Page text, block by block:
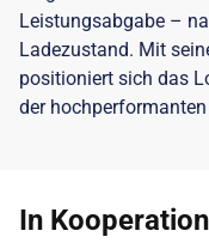
Leistungsabgabe –
Ladezustand. Mit
positioniert sich das
der hochperformanten
In